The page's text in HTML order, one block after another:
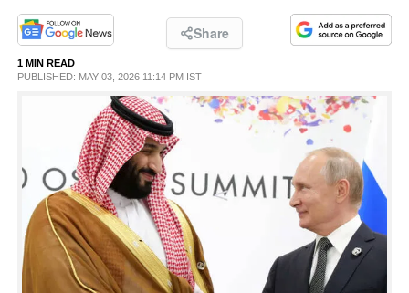
PHOTOS
LIFESTYLE
INFO+
Share
1 MIN READ
PUBLISHED: MAY 03, 2026 11:14 PM IST